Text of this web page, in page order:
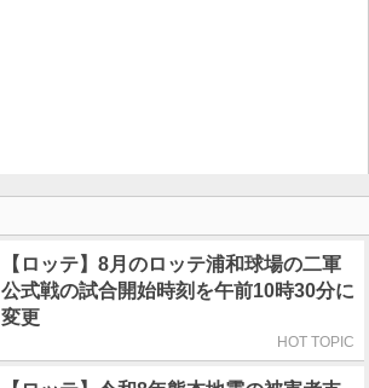
【ロッテ】8月のロッテ浦和球場の二軍
公式戦の試合開始時刻を午前10時30分に
変更
HOT TOPIC